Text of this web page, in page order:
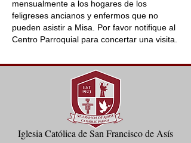
mensualmente a los hogares de los
feligreses ancianos y enfermos que no
pueden asistir a Misa. Por favor notifique al
Centro Parroquial para concertar una visita.
Iglesia Católica de San Francisco de Asís